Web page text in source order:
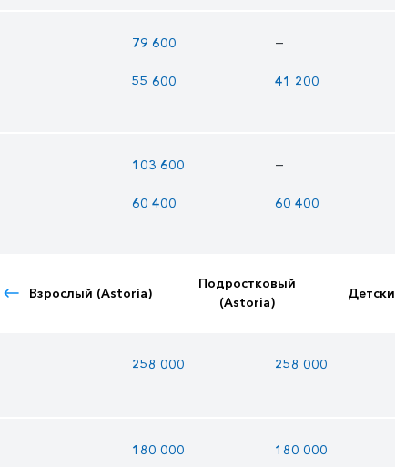
79 600 —
55 600 41 200
103 600 —
60 400 60 400
Взрослый (Astoria)
Подростковый
(Astoria)
258 000 258 000
180 000 180 000